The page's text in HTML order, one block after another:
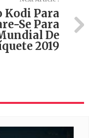
Kodi Para
Se Para
De
2019